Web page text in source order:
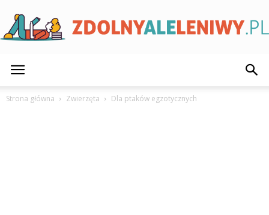
Strona główna Zwierzęta Dla ptaków egzotycznych